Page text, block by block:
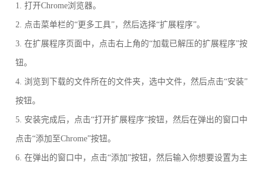
1. 打开Chrome浏览器。
2. 点击菜单栏的“更多工具”，然后选择“扩展程序”。
3. 在扩展程序页面中，点击右上角的“加载已解压的扩展程序”按
钮。
4. 浏览到下载的文件所在的文件夹，选中文件，然后点击“安装”
按钮。
5. 安装完成后，点击“打开扩展程序”按钮，然后在弹出的窗口中
点击“添加至Chrome”按钮。
6. 在弹出的窗口中，点击“添加”按钮，然后输入你想要设置为主